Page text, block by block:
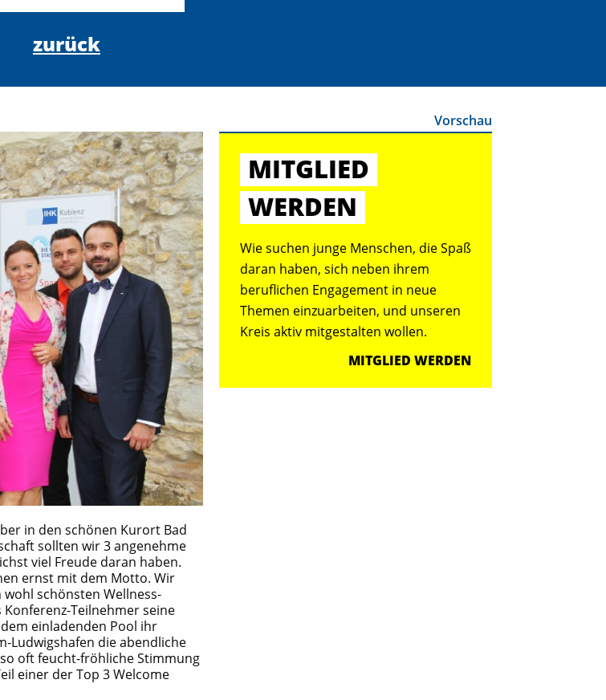
zurück
in den schönen Kurort Bad
sollten wir 3 angenehme
viel Freude daran haben.
ernst mit dem Motto. Wir
schönsten Wellness-
Teilnehmer seine
einladenden Pool ihr
Ludwigshafen die abendliche
oft feucht-fröhliche Stimmung
einer der Top 3 Welcome
Vorschau
MITGLIED
WERDEN
Wie suchen junge Menschen, die Spaß
daran haben, sich neben ihrem
beruflichen Engagement in neue
Themen einzuarbeiten, und unseren
Kreis aktiv mitgestalten wollen.
MITGLIED WERDEN